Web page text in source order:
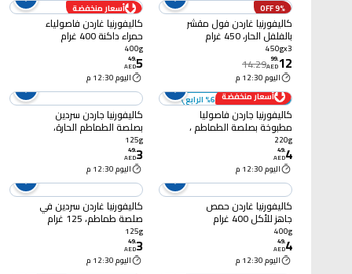
9% OFF
كاليفورنيا غاردن فول مقشر
بالفلفل الحار، 450 غرام
حزمة من 3
450gx3
12
.
99
AED
14.29
اليوم 12:30 م
أسعار منخفضة
كاليفورنيا غاردن فاصولياء
حمراء داكنة 400 غرام
400g
5
.
49
AED
اليوم 12:30 م
أضف 6 - خصم 60% الرابع
أسعار منخفضة
كاليفورنيا جاردن فاصوليا
مطبوخة بصلصة الطماطم ،
220 غرام
220g
4
.
49
AED
اليوم 12:30 م
كاليفورنيا جاردن سردين
بصلصة الطماطم الحارة،
125 غرام
125g
3
.
49
AED
اليوم 12:30 م
كاليفورنيا غاردن حمص
جاهز للأكل 400 غرام
400g
4
.
49
AED
اليوم 12:30 م
كاليفورنيا غاردن سردين في
صلصة طماطم، 125 غرام
125g
3
.
49
AED
اليوم 12:30 م